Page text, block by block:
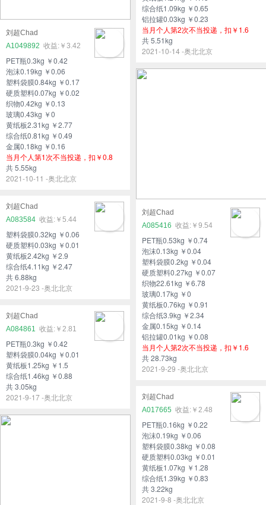
综合纸1.09kg ￥0.65
铝拉罐0.03kg ￥0.23
当月个人第2次不当投递，扣￥1.6
共 5.51kg
2021-10-14 -奥北北京
刘超Chad
A1049892
￥3.42
PET瓶0.3kg ￥0.42
泡沫0.19kg ￥0.06
塑料袋膜0.84kg ￥0.17
硬质塑料0.07kg ￥0.02
织物0.42kg ￥0.13
玻璃0.43kg ￥0
黄纸板2.31kg ￥2.77
综合纸0.81kg ￥0.49
金属0.18kg ￥0.16
当月个人第1次不当投递，扣￥0.8
共 5.55kg
2021-10-11 -奥北北京
刘超Chad
A085416
￥9.54
PET瓶0.53kg ￥0.74
泡沫0.13kg ￥0.04
塑料袋膜0.2kg ￥0.04
硬质塑料0.27kg ￥0.07
织物22.61kg ￥6.78
玻璃0.17kg ￥0
黄纸板0.76kg ￥0.91
综合纸3.9kg ￥2.34
金属0.15kg ￥0.14
铝拉罐0.01kg ￥0.08
当月个人第2次不当投递，扣￥1.6
共 28.73kg
2021-9-29 -奥北北京
刘超Chad
A083584
￥5.44
塑料袋膜0.32kg ￥0.06
硬质塑料0.03kg ￥0.01
黄纸板2.42kg ￥2.9
综合纸4.11kg ￥2.47
共 6.88kg
2021-9-23 -奥北北京
刘超Chad
A084861
￥2.81
PET瓶0.3kg ￥0.42
塑料袋膜0.04kg ￥0.01
黄纸板1.25kg ￥1.5
综合纸1.46kg ￥0.88
共 3.05kg
2021-9-17 -奥北北京
刘超Chad
A017665
￥2.48
PET瓶0.16kg ￥0.22
泡沫0.19kg ￥0.06
塑料袋膜0.38kg ￥0.08
硬质塑料0.03kg ￥0.01
黄纸板1.07kg ￥1.28
综合纸1.39kg ￥0.83
共 3.22kg
2021-9-8 -奥北北京